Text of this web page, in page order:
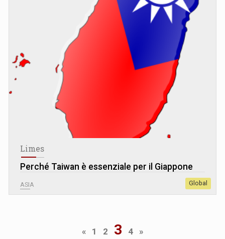
Limes
Perché Taiwan è essenziale per il Giappone
ASIA Global
« 1 2 3 4 »